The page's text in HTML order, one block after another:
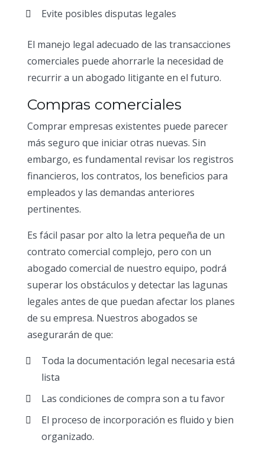
Evite posibles disputas legales
El manejo legal adecuado de las transacciones
comerciales puede ahorrarle la necesidad de
recurrir a un abogado litigante en el futuro.
Compras comerciales
Comprar empresas existentes puede parecer
más seguro que iniciar otras nuevas. Sin
embargo, es fundamental revisar los registros
financieros, los contratos, los beneficios para
empleados y las demandas anteriores
pertinentes.
Es fácil pasar por alto la letra pequeña de un
contrato comercial complejo, pero con un
abogado comercial de nuestro equipo, podrá
superar los obstáculos y detectar las lagunas
legales antes de que puedan afectar los planes
de su empresa. Nuestros abogados se
asegurarán de que:
Toda la documentación legal necesaria está
lista
Las condiciones de compra son a tu favor
El proceso de incorporación es fluido y bien
organizado.